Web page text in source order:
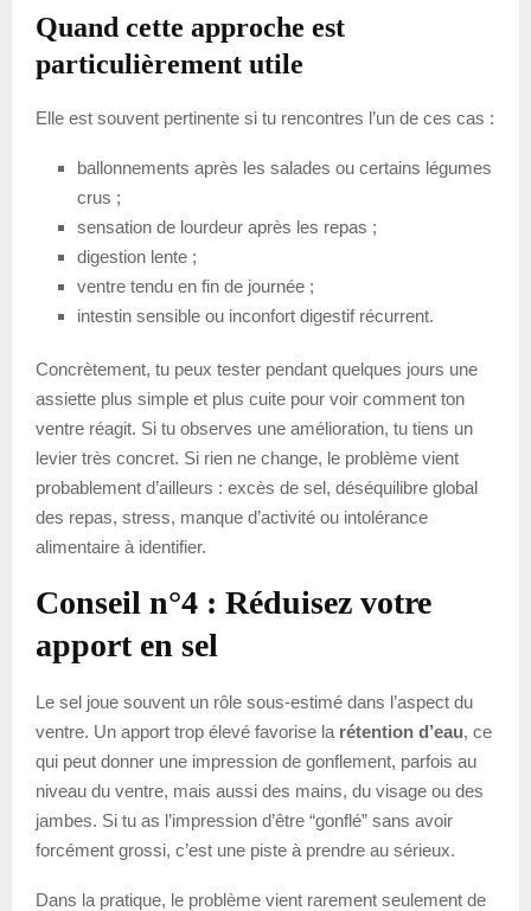
Quand cette approche est
particulièrement utile
Elle est souvent pertinente si tu rencontres l’un de ces cas :
ballonnements après les salades ou certains légumes
crus ;
sensation de lourdeur après les repas ;
digestion lente ;
ventre tendu en fin de journée ;
intestin sensible ou inconfort digestif récurrent.
Concrètement, tu peux tester pendant quelques jours une
assiette plus simple et plus cuite pour voir comment ton
ventre réagit. Si tu observes une amélioration, tu tiens un
levier très concret. Si rien ne change, le problème vient
probablement d’ailleurs : excès de sel, déséquilibre global
des repas, stress, manque d’activité ou intolérance
alimentaire à identifier.
Conseil n°4 : Réduisez votre
apport en sel
Le sel joue souvent un rôle sous-estimé dans l’aspect du
ventre. Un apport trop élevé favorise la rétention d’eau, ce
qui peut donner une impression de gonflement, parfois au
niveau du ventre, mais aussi des mains, du visage ou des
jambes. Si tu as l’impression d’être “gonflé” sans avoir
forcément grossi, c’est une piste à prendre au sérieux.
Dans la pratique, le problème vient rarement seulement de